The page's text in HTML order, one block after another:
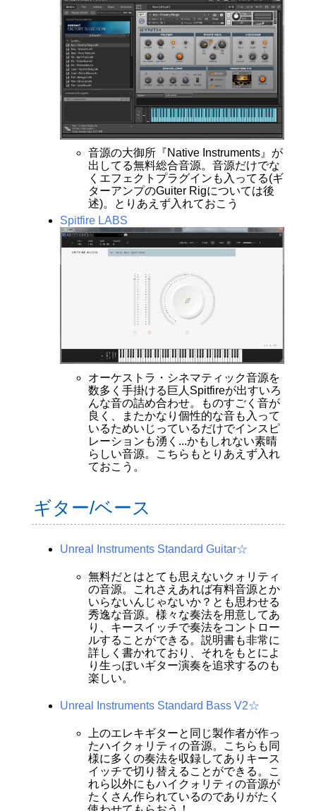
音源の大御所『Native Instruments』が
出してる無料総合音源。音源だけでな
くエフェクトプラグインも入ってる(ギ
ターアンプのGuiter Rigについては後
述)。とりあえず入れておこう
Spitfire LABS
オーケストラ・シネマティック音源を
数多く手掛ける巨人Spitfireが出すいろ
んな音の詰め合わせ。ものすごく音が
良く、またかなり個性的な音も入って
いるためいじっているだけでインスピ
レーションも湧く...かもしれない素晴
らしい音源。こちらもとりあえず入れ
ておこう。
ギター/ベース
Unreal Instruments Standard Guitar☆
無料だとはとても思えないクォリティ
の音源。これさえあれば有料音源とか
いらないんじゃないか？とも思わせる
秀逸な音源。様々な奏法を用意してあ
り、キースイッチで奏法をコントロー
ルすることができる。説明書も非常に
詳しく書かれており、それをもとによ
り生っぽいギター演奏を追求するのも
楽しい。
Unreal Instruments Standard Bass V2☆
上のエレキギターと同じ製作者が作っ
たハイクォリティの音源。こちらも同
様に多くの奏法を収録してありキース
イッチで切り替えることができる。こ
れら以外にもハイクォリティの音源が
たくさん作られているのでありがたく